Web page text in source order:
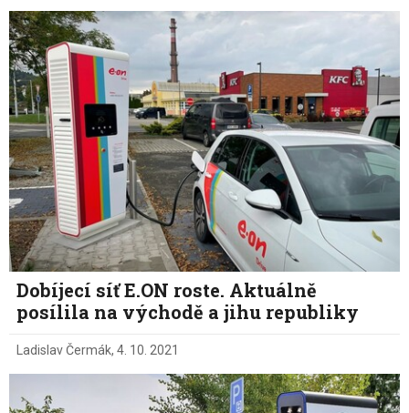
Dobíjecí síť E.ON roste. Aktuálně
posílila na východě a jihu republiky
Ladislav Čermák, 4. 10. 2021